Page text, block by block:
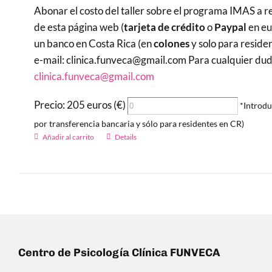
Abonar el costo del taller sobre el programa IMAS a
de esta página web (tarjeta de créditooPaypalen
un banco en Costa Rica (encolonesy solo para
e-mail: clinica.funveca@gmail.com Para cualquier
clinica.funveca@gmail.com
Precio: 205 euros (€)
por transferencia bancaria y sólo para residentes en CR)
Añadir al carrito Details
Centro de Psicología Clínica FUNVECA